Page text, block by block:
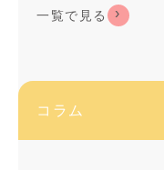
一覧で見る
コラム